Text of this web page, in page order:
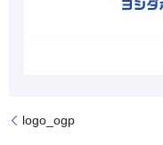
logo_ogp